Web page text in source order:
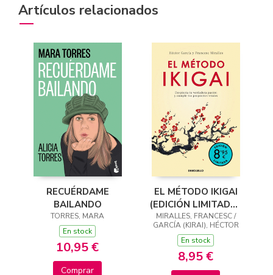
Artículos relacionados
RECUÉRDAME
BAILANDO
TORRES, MARA
En stock
10,95 €
Comprar
EL MÉTODO IKIGAI
(EDICIÓN LIMITADA ·
VERANO)
MIRALLES, FRANCESC /
GARCÍA (KIRAI), HÉCTOR
En stock
8,95 €